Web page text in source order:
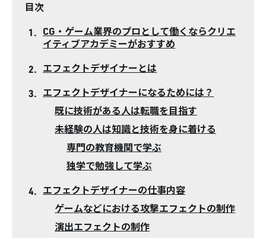
目次
CG・ゲーム業界のプロとして働くならクリエ
イティブアカデミーがおすすめ
エフェクトデザイナーとは
エフェクトデザイナーになるためには？
既に技術がある人は転職を目指す
未経験の人は知識と技術を身に着ける
専門の教育機関で学ぶ
独学で勉強して学ぶ
エフェクトデザイナーの仕事内容
ゲームなどにおける攻撃エフェクトの制作
演出エフェクトの制作